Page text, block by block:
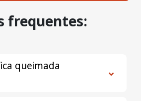
frequentes:
queimada